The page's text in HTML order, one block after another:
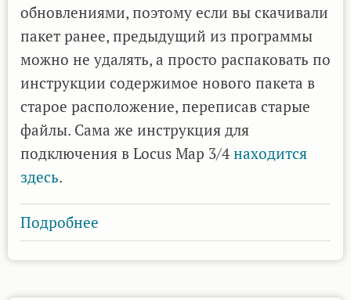
обновлениями, поэтому если вы скачивали
пакет ранее, предыдущий из программы
можно не удалять, а просто распаковать по
инструкции содержимое нового пакета в
старое расположение, переписав старые
файлы. Сама же инструкция для
подключения в Locus Map 3/4 находится
здесь.
Подробнее
Карта
Пензенской